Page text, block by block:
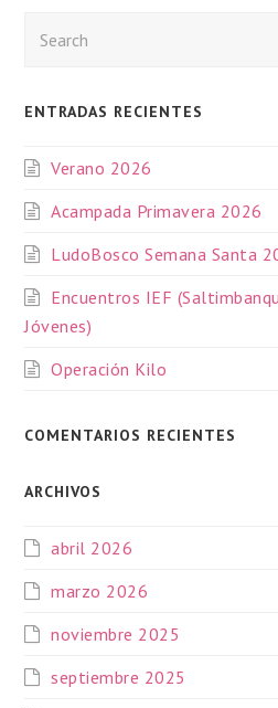
ENTRADAS RECIENTES
Verano 2026
Acampada Primavera 2026
LudoBosco Semana Santa
Encuentros IEF
Jóvenes)
Operación Kilo
COMENTARIOS RECIENTES
ARCHIVOS
abril 2026
marzo 2026
noviembre 2025
septiembre 2025